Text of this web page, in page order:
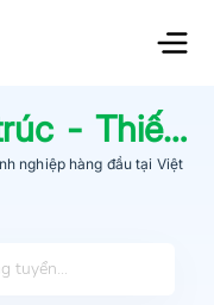
Thiết kế nội thất
nghiệp hàng đầu tại Việt